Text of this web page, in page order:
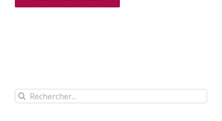
Rechercher: